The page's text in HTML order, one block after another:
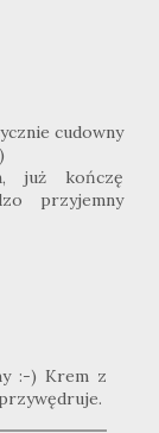
cudowny
już kończę
przyjemny
:-) Krem z